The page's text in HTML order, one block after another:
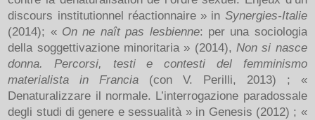
discours institutionnel réactionnaire » in Synergies-Italie
(2014); « On ne naît pas lesbienne: per una sociologia
della soggettivazione minoritaria » (2014), Non si nasce
donna. Percorsi, testi e contesti del femminismo
materialista in Francia (con V. Perilli, 2013) ; «
Denaturalizzare il normale. L’interrogazione paradossale
degli studi di genere e sessualità » in Genesis (2012) ; «